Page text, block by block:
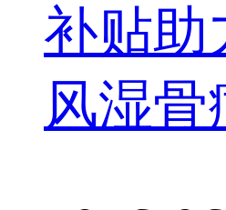
补贴助
风湿骨